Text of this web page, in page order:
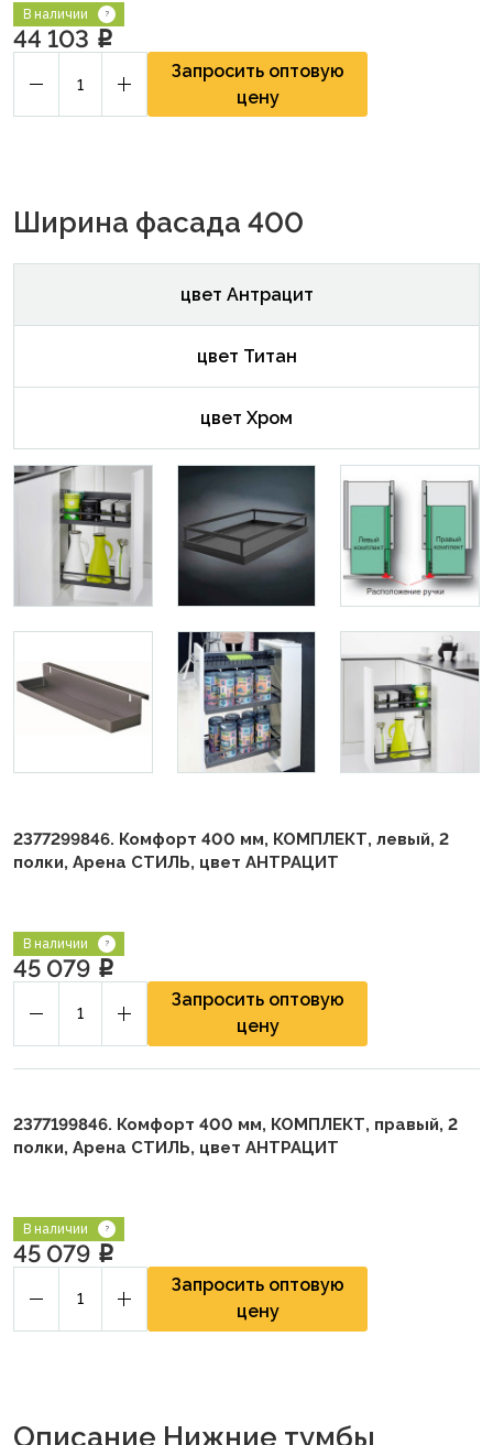
В наличии
44 103 p
Запросить оптовую
цену
Ширина фасада 400
цвет Антрацит
цвет Титан
цвет Хром
2377299846. Комфорт 400 мм, КОМПЛЕКТ, левый, 2
полки, Арена СТИЛЬ, цвет АНТРАЦИТ
В наличии
45 079 p
Запросить оптовую
цену
2377199846. Комфорт 400 мм, КОМПЛЕКТ, правый, 2
полки, Арена СТИЛЬ, цвет АНТРАЦИТ
В наличии
45 079 p
Запросить оптовую
цену
Описание Нижние тумбы